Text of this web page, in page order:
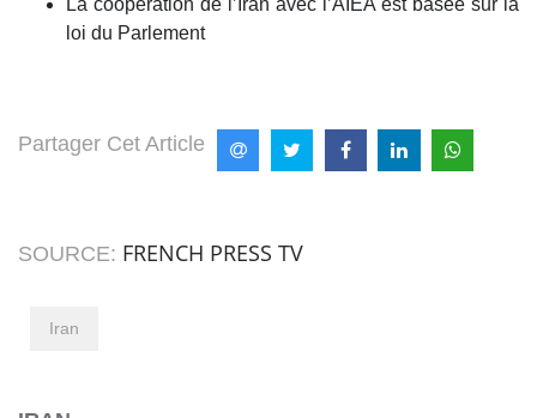
La coopération de l’Iran avec l’AIEA est basée sur la
loi du Parlement
Partager Cet Article
SOURCE: FRENCH PRESS TV
Iran